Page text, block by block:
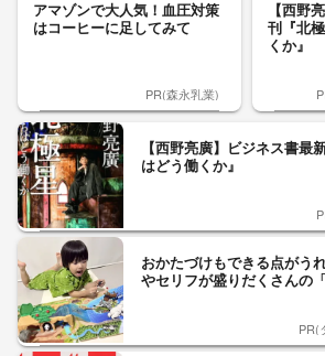
アマゾンで大人気！血圧対策
はコーヒーに足してみて
PR(森永乳業)
【西野
刊『北
くか』
【西野亮廣】ビジネス書
はどう働くか』
おかたづけもできる点がう
やセリフが盛りだくさんの
PR(